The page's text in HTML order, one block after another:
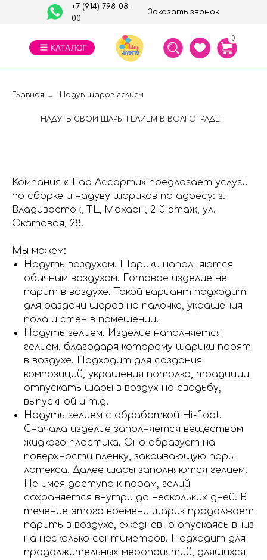
+7 (914) 798-08-
00
Заказать звонок
0
Главная → Надув шаров гелием
НАДУТЬ СВОИ ШАРЫ ГЕЛИЕМ В ВОЛГОГРАДЕ
Компания «Шар Ассорти» предлагает услуги
по сборке и надуву шариков по адресу: г.
Владивосток, ТЦ Махаон, 2-й этаж, ул.
Окатовая, 28.
Мы можем:
Надуть воздухом. Шарики наполняются
обычным воздухом. Готовое изделие не
парит в воздухе. Такой вариант подходит
для раздачи шаров на палочке, украшения
пола и стен в помещении.
Надуть гелием. Изделие наполняется
гелием, благодаря которому шарики парят
в воздухе. Подходит для создания
композиций, украшения потолка, традиции
отпускать шары в воздух на свадьбу,
выпускной и т.д.
Надуть гелием с обработкой Hi-float.
Сначала изделие заполняется веществом
жидкого пластика. Оно образует на
поверхности пленку, закрывающую поры
латекса. Далее шары заполняются гелием.
Не имея доступа к порам, гелий
сохраняется внутри до нескольких дней. В
течение этого времени шарик продолжает
парить в воздухе, ежедневно опускаясь вниз
на несколько сантиметров. Подходит для
продолжительных мероприятий, длящихся